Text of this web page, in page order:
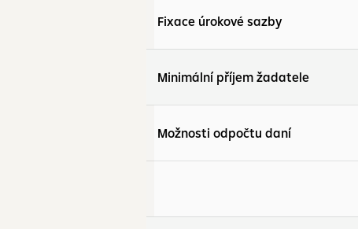
Fixace úrokové sazby
Minimální příjem žadatele
Možnosti odpočtu daní